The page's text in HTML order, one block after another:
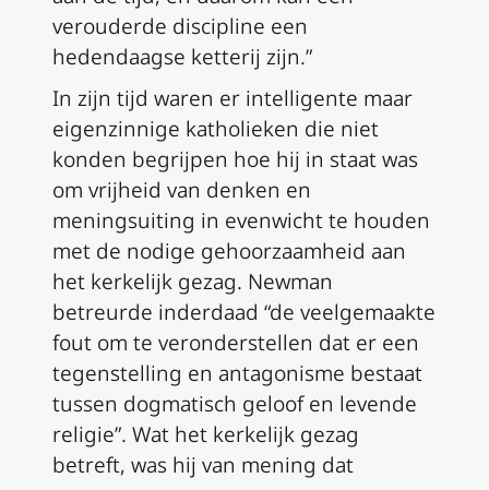
verouderde discipline een
hedendaagse ketterij zijn.”
In zijn tijd waren er intelligente maar
eigenzinnige katholieken die niet
konden begrijpen hoe hij in staat was
om vrijheid van denken en
meningsuiting in evenwicht te houden
met de nodige gehoorzaamheid aan
het kerkelijk gezag. Newman
betreurde inderdaad “de veelgemaakte
fout om te veronderstellen dat er een
tegenstelling en antagonisme bestaat
tussen dogmatisch geloof en levende
religie”. Wat het kerkelijk gezag
betreft, was hij van mening dat